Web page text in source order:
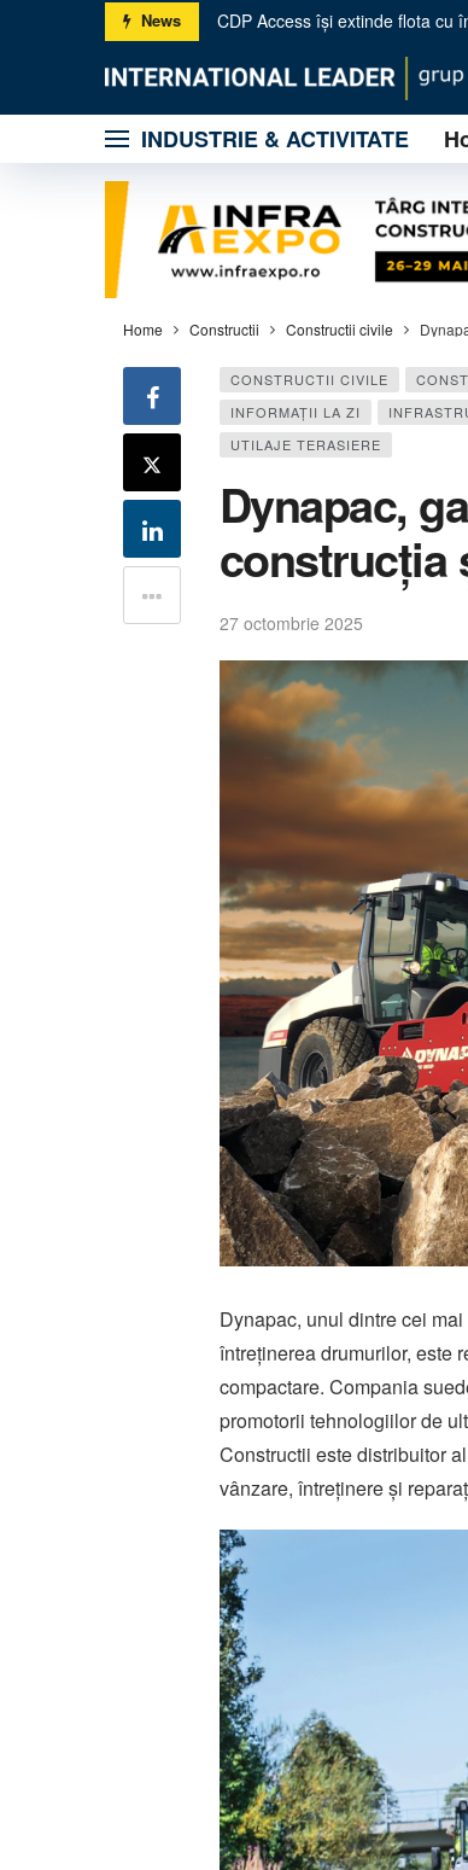
News Camion Fest – Ediția 22:
KUHN România accelerează
Metso: trei noi concasoare
BOLEO – Utilajele compacte de
Gama PURE Electric –
Propel & Omega – Tehnologie
Wirtgen Group la salonul
INDUSTRIE & ACTIVITATE
Home Constructii Constructii civile
CONSTRUCTII CIVILE
INFORMAŢII LA ZI
UTILAJE TERASIERE
Dynapac,
construcția
27 octombrie 2025
Dynapac, unul dintre cei
întreținerea drumurilor, este
compactare. Compania
promotorii tehnologiilor de
Constructii es­te distribuitor
vân­zare, întreținere și